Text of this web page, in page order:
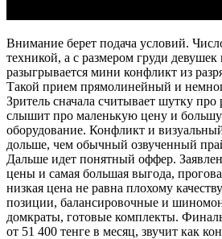
Внимание берет подача условий.
техникой, а с размером груди
разыгрывается мини конфликт из
Такой прием прямолинейный и
Зритель сначала считывает шутку
слышит про маленькую цену и
оборудование. Конфликт и
дольше, чем обычный озвученный
Дальше идет понятный оффер.
цены и самая большая выгода,
низкая цена не равна плохому
позиции, балансировочные и
домкраты, готовые комплекты.
от 51 400 тенге в месяц, звучит как